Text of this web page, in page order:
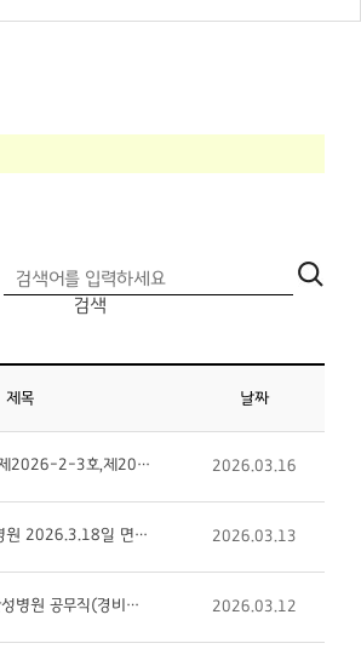
검색
제목 날짜
[제2025-98-5호,제2026-2-3호,제2026-10-1호]경기도의료원 안성병원 간호사(간호직/휴직대체)채용 재 공고 2026.03.16
경기도의료원 안성병원 2026.3.18일 면접전형 안내입니다 2026.03.13
[제2026-18호] 안성병원 공무직(경비원/비정규직)채용 공고 2026.03.12